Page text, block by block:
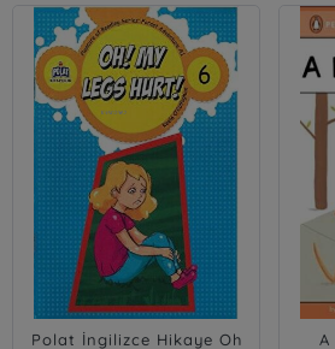
Polat İngilizce Hikaye Oh
A